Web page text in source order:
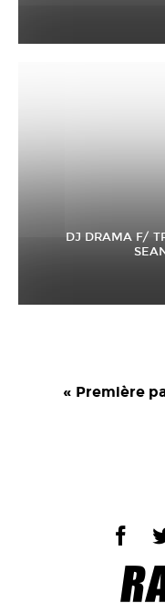
DJ DRAMA F/
« Première